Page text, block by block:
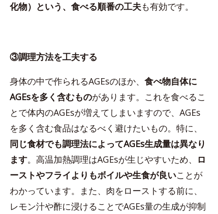
化物）という、食べる順番の工夫も有効です。
③調理方法を工夫する
身体の中で作られるAGEsのほか、 食べ物自体に
AGEsを多く含むものがあります。これを食べるこ
とで体内のAGEsが増えてしまいますので、AGEs
を多く含む食品はなるべく避けたいもの。特に、
同じ食材でも調理法によってAGEs生成量は異なり
ます。高温加熱調理はAGEsが生じやすいため、
ロ
ーストやフライよりもボイルや生食が良いことが
わかっています。また、肉をローストする前に、
レモン汁や酢に浸けることでAGEs量の生成が抑制